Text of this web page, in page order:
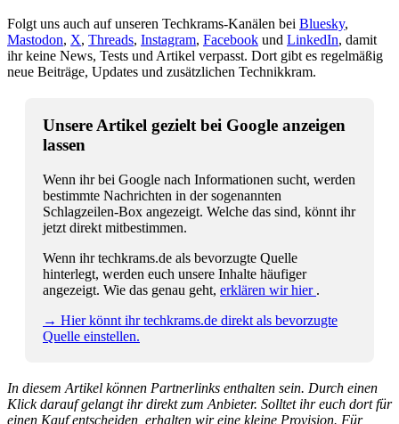
Folgt uns auch auf unseren Techkrams-Kanälen bei Bluesky,
Mastodon, X, Threads, Instagram, Facebook und LinkedIn, damit
ihr keine News, Tests und Artikel verpasst. Dort gibt es regelmäßig
neue Beiträge, Updates und zusätzlichen Technikkram.
Unsere Artikel gezielt bei Google anzeigen
lassen
Wenn ihr bei Google nach Informationen sucht, werden
bestimmte Nachrichten in der sogenannten
Schlagzeilen-Box angezeigt. Welche das sind, könnt ihr
jetzt direkt mitbestimmen.
Wenn ihr techkrams.de als bevorzugte Quelle
hinterlegt, werden euch unsere Inhalte häufiger
angezeigt. Wie das genau geht, erklären wir hier .
→ Hier könnt ihr techkrams.de direkt als bevorzugte
Quelle einstellen.
In diesem Artikel können Partnerlinks enthalten sein. Durch einen
Klick darauf gelangt ihr direkt zum Anbieter. Solltet ihr euch dort für
einen Kauf entscheiden, erhalten wir eine kleine Provision. Für